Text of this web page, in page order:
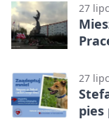
27
27
pies